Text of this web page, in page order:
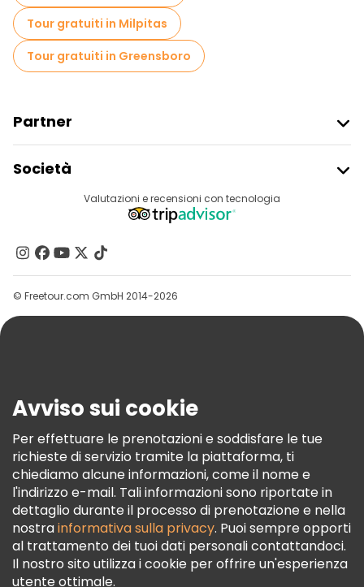
Tour gratuiti in Milpitas
Tour gratuiti in Greensboro
Partner
Accesso Del Fornitore
Programma Di Affiliazione
Società
Destinazioni
Contattaci
Gruppi
Aiuto
Termini E Condizioni
Informativa Sui Cookie
Freetour Premi
Programma Di Fidelizzazione
Valutazioni e recensioni con tecnologia
© Freetour.com GmbH 2014-2026
Avviso sui cookie
Per effettuare le prenotazioni e soddisfare le tue
richieste di servizio tramite la piattaforma, ti
chiediamo alcune informazioni, come il nome e
l'indirizzo e-mail. Tali informazioni sono riportate in
dettaglio durante il processo di prenotazione e nella
nostrainformativa sulla privacy. Puoi sempre opporti
al trattamento dei tuoi dati personali contattandoci.
Il nostro sito utilizza i cookie per offrire un'esperienza
utente ottimale.